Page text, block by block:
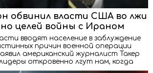
обвинил власти США во лжи
целей войны с Ираном
вводят население в заблуждение
причин военной операции
американский журналист Такер
откровенно лгут нам, когда